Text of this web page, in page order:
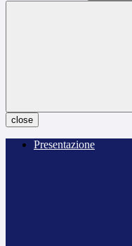
close
Presentazione